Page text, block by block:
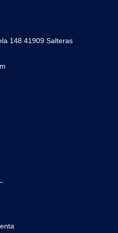
148 41909 Salteras